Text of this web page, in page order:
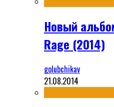
Новый
Rage (2014)
golubchikav
21.08.2014